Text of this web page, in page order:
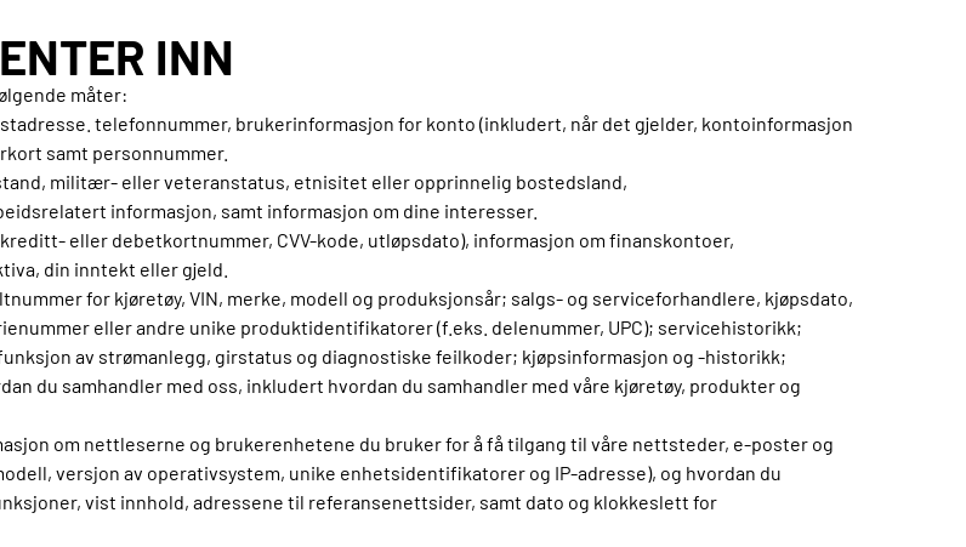
INN
måter:
telefonnummer, brukerinformasjon for konto (inkludert, når det gjelder, kontoinformasjon
samt personnummer.
militær- eller veteranstatus, etnisitet eller opprinnelig bostedsland,
informasjon, samt informasjon om dine interesser.
eller debetkortnummer, CVV-kode, utløpsdato), informasjon om finanskontoer,
din inntekt eller gjeld.
for kjøretøy, VIN, merke, modell og produksjonsår; salgs- og serviceforhandlere, kjøpsdato,
eller andre unike produktidentifikatorer (f.eks. delenummer, UPC); servicehistorikk;
av strømanlegg, girstatus og diagnostiske feilkoder; kjøpsinformasjon og -historikk;
du samhandler med oss, inkludert hvordan du samhandler med våre kjøretøy, produkter og
om nettleserne og brukerenhetene du bruker for å få tilgang til våre nettsteder, e-poster og
versjon av operativsystem, unike enhetsidentifikatorer og IP-adresse), og hvordan du
vist innhold, adressene til referansenettsider, samt dato og klokkeslett for